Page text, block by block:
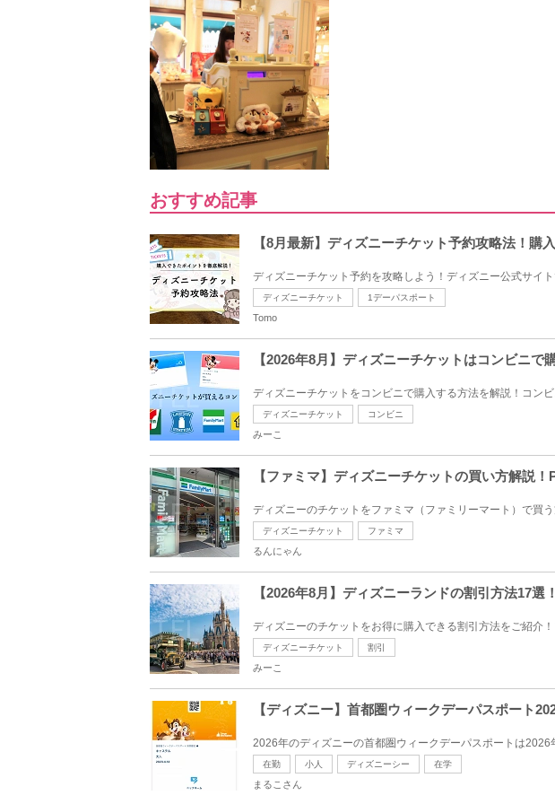
おすすめ記事
【8月最新】ディズニーチケット予約攻略法！購
ディズニーチケット予約を攻略しよう！ディズニー公式サイ
ディズニーチケット 1デーパスポート
Tomo
【2026年8月】ディズニーチケットはコンビニで
ディズニーチケットをコンビニで購入する方法を解説！コン
ディズニーチケット コンビニ
みーこ
【ファミマ】ディズニーチケットの買い方解説
ディズニーのチケットをファミマ（ファミリーマート）で買
ディズニーチケット ファミマ
るんにゃん
【2026年8月】ディズニーランドの割引方法17
ディズニーのチケットをお得に購入できる割引方法をご紹介
ディズニーチケット 割引
みーこ
【ディズニー】首都圏ウィークデーパスポート
2026年のディズニーの首都圏ウィークデーパスポートは2026
在勤 小人 ディズニーシー 在学
まるこさん